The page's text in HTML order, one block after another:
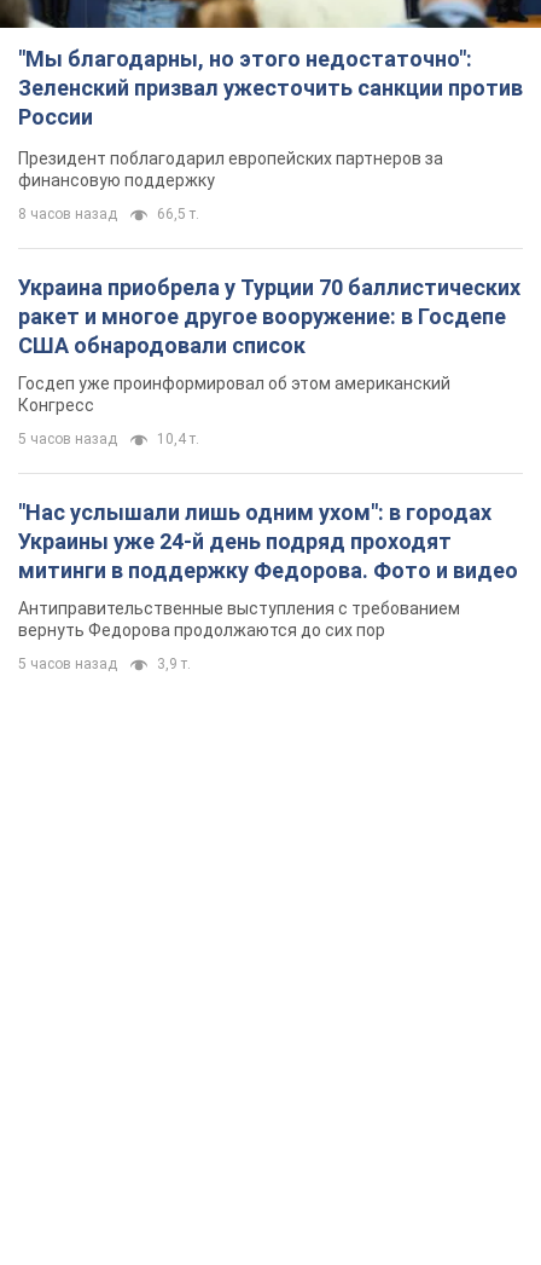
"Мы благодарны, но этого недостаточно":
Зеленский призвал ужесточить санкции против
России
Президент поблагодарил европейских партнеров за
финансовую поддержку
8 часов назад 66,5 т.
Украина приобрела у Турции 70 баллистических
ракет и многое другое вооружение: в Госдепе
США обнародовали список
Госдеп уже проинформировал об этом американский
Конгресс
5 часов назад 10,4 т.
"Нас услышали лишь одним ухом": в городах
Украины уже 24-й день подряд проходят
митинги в поддержку Федорова. Фото и видео
Антиправительственные выступления с требованием
вернуть Федорова продолжаются до сих пор
5 часов назад 3,9 т.